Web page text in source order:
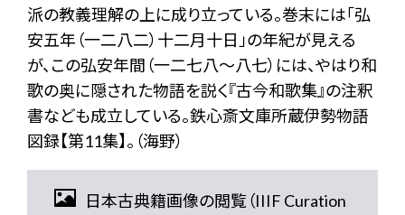
派の教義理解の上に成り立っている。巻末には「弘
安五年（一二八二）十二月十日」の年紀が見える
が、この弘安年間（一二七八〜八七）には、やはり和
歌の奥に隠された物語を説く『古今和歌集』の注釈
書なども成立している。鉄心斎文庫所蔵伊勢物語
図録【第11集】。（海野）
日本古典籍画像の閲覧（IIIF Curation